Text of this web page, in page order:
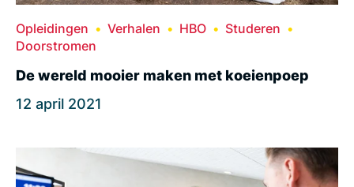
Opleidingen Verhalen HBO
Studeren
Doorstromen
De wereld mooier maken met koeienpoep
12 april 2021